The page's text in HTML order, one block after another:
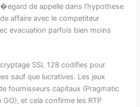
de appelle dans l’hypothese
affaire avec le competiteur
evacuation parfois bien moins
SSL 128 codifies pour
sauf que lucratives. Les jeux
fournisseurs capitaux (Pragmatic
GO), et cela confirme les RTP